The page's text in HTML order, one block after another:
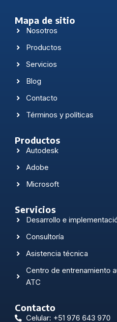
Mapa de sitio
Nosotros
Productos
Servicios
Blog
Contacto
Términos y políticas
Productos
Autodesk
Adobe
Microsoft
Servicios
Desarrollo e
Consultoría
Asistencia técnica
Centro de entrenamiento
ATC
Contacto
Celular: +51 976 643 970